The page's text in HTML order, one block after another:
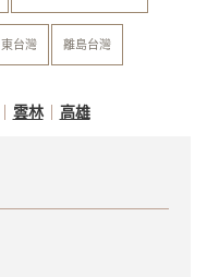
東台灣 離島台灣
雲林 高雄